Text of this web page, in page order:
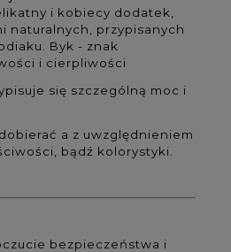
i kobiecy dodatek,
naturalnych, przypisanych
Byk - znak
i cierpliwości
się szczególną moc i
a z uwzględnieniem
bądź kolorystyki.
bezpieczeństwa i